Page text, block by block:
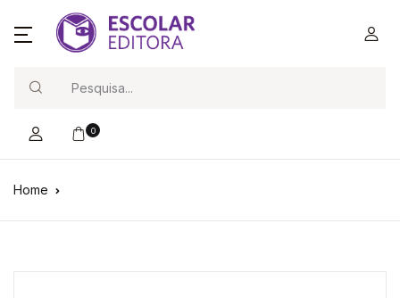
0
Home